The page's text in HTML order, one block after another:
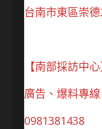
台南市東區崇
【南部採訪中心
廣告、爆料專線
0981381438